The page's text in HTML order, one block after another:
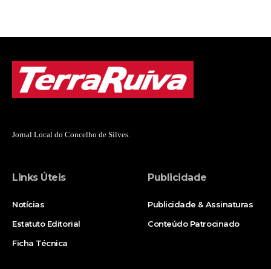
Jornal Local do Concelho de Silves.
Links Úteis
Notícias
Estatuto Editorial
Ficha Técnica
Publicidade
Publicidade & Assinaturas
Conteúdo Patrocinado